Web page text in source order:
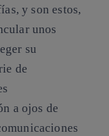
y son estos,
unos
su
de
a ojos de